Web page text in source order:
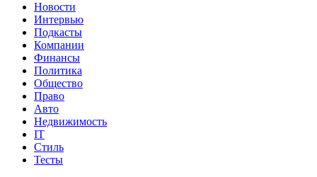
Новости
Интервью
Подкасты
Компании
Финансы
Политика
Общество
Право
Авто
Недвижимость
IT
Стиль
Тесты